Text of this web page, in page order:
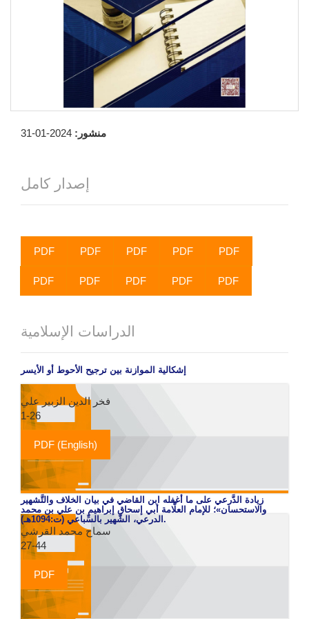
منشور: 2024-01-31
إصدار كامل
PDF PDF PDF PDF PDF
PDF PDF PDF PDF PDF
الدراسات الإسلامية
إشكالية الموازنة بين ترجيح الأحوط أو الأيسر
فخر الدين الزبير علي
1-26
PDF (English)
زيادة الدَّرعي على ما أغفله ابن القاضي في بيان الخلاف والتَّشهير
والاستحسان»؛ للإمام العلَّامة أبي إسحاق إبراهيم بن علي بن محمد
الدرعي، الشَّهير بالسِّباعي (ت:1094هـ).
سماح محمد القرشي
27-44
PDF